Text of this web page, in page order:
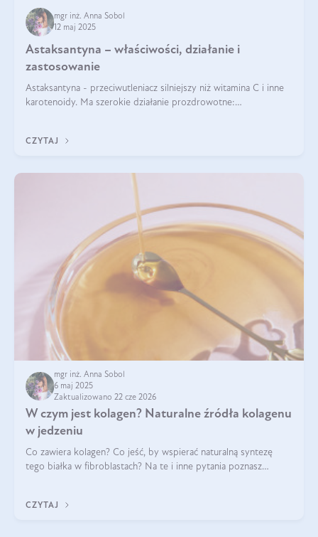
mgr inż. Anna Sobol
12 maj 2025
Astaksantyna – właściwości, działanie i
zastosowanie
Astaksantyna - przeciwutleniacz silniejszy niż witamina C i inne
karotenoidy. Ma szerokie działanie prozdrowotne:
CZYTAJ
mgr inż. Anna Sobol
6 maj 2025
Zaktualizowano 22 cze 2026
W czym jest kolagen? Naturalne źródła kolagenu
w jedzeniu
Co zawiera kolagen? Co jeść, by wspierać naturalną syntezę
tego białka w fibroblastach? Na te i inne pytania poznasz
CZYTAJ